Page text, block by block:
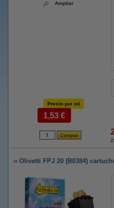
Ampliar
Precio por ml
1,53 €
Olivetti FPJ 20 (B0384)